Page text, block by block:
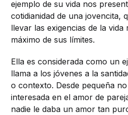
ejemplo de su vida nos
cotidianidad de una jovencita,
llevar las exigencias de la vida
máximo de sus límites.
Ella es considerada como un
llama a los jóvenes a la
o contexto. Desde pequeña
interesada en el amor de
nadie le daba un amor tan